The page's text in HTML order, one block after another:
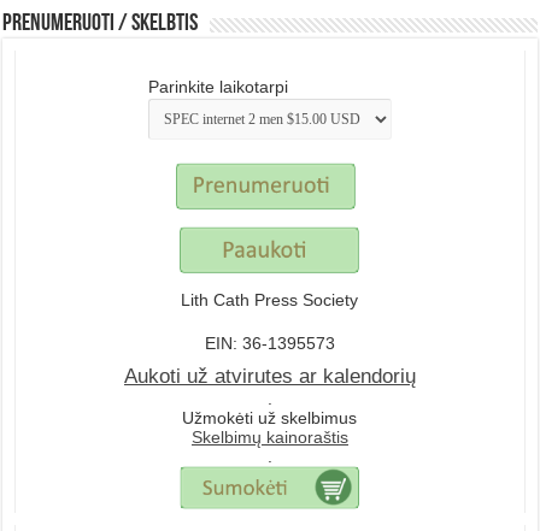
Prenumeruoti / Skelbtis
Parinkite laikotarpi
Lith Cath Press Society
EIN: 36-1395573
Aukoti už atvirutes ar kalendorių
Užmokėti už skelbimus
Skelbimų kainoraštis